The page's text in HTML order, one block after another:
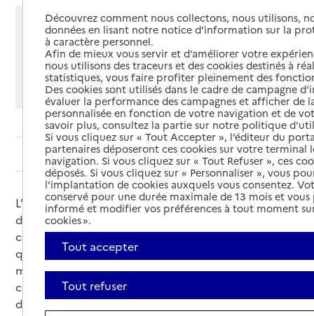
Partager cette page
ImprimerPartager par email
Partager sur Facebook
Partager sur XPartager sur Linkedin
Si vous souhaitez partager sur Facebook, LinkedIn, X et
Whatsapp, veuillezautoriser le dépôt de cookies .
Sommaire
L’HAD (hospitalisation à domicile) est une forme
d’hospitalisation qui permet, au domicile, d’assurer
certains soins techniques, intensifs ou complexes
que le secteur libéral, même coordonné, n’est pas en
mesure de prendre en charge. Elle garantit la
continuité des soins (7 jours sur 7, 24 heures sur 24)
dans un environnement familier.
Découvrez comment nous collectons, nous utilisons,
données en lisant notre notice d’information sur la
à caractère personnel.
Afin de mieux vous servir et d’améliorer votre
nous utilisons des traceurs et des cookies destinés à
statistiques, vous faire profiter pleinement des
Des cookies sont utilisés dans le cadre de campagne
évaluer la performance des campagnes et afficher de
personnalisée en fonction de votre navigation et de
savoir plus, consultez la partie sur notre politique
Si vous cliquez sur « Tout Accepter », l’éditeur du
partenaires déposeront ces cookies sur votre terminal
navigation. Si vous cliquez sur « Tout Refuser », ces
déposés. Si vous cliquez sur « Personnaliser », vous
l’implantation de cookies auxquels vous consentez.
conservé pour une durée maximale de 13 mois et
informé et modifier vos préférences à tout moment
cookies ».
Tout accepter
Tout refuser